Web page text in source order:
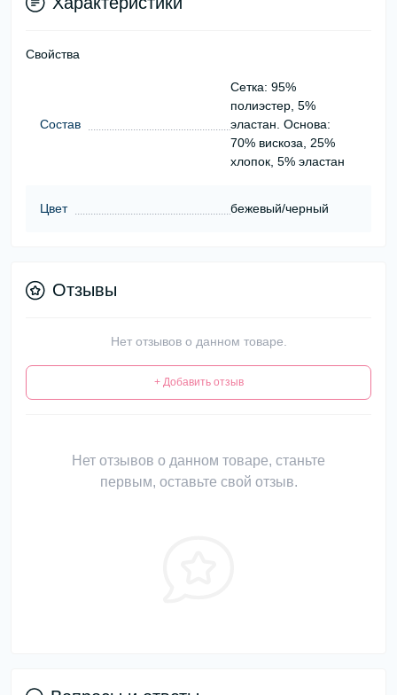
Свойства
Состав
Сетка: 95%
полиэстер, 5%
эластан. Основа:
70% вискоза, 25%
хлопок, 5% эластан
Цвет бежевый/черный
Отзывы
Нет отзывов о данном товаре.
+ Добавить отзыв
Нет отзывов о данном товаре, станьте
первым, оставьте свой отзыв.